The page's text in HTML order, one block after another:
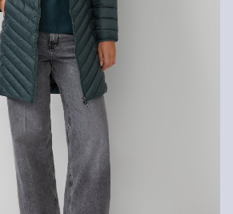
thermique réduite
dans la production textile, nous
de fibres recyclées dans nos produits.
: Ce produit contient du polyester
de matières plastiques recyclées, telles